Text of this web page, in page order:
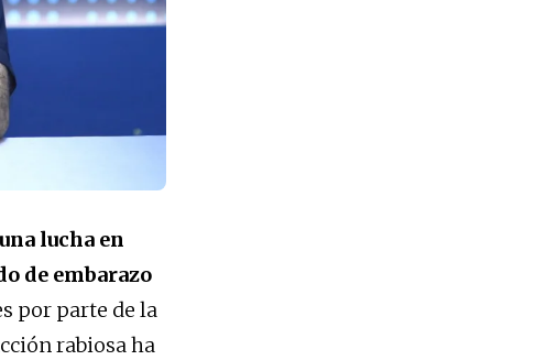
lucha en
de embarazo
por parte de la
rabiosa ha